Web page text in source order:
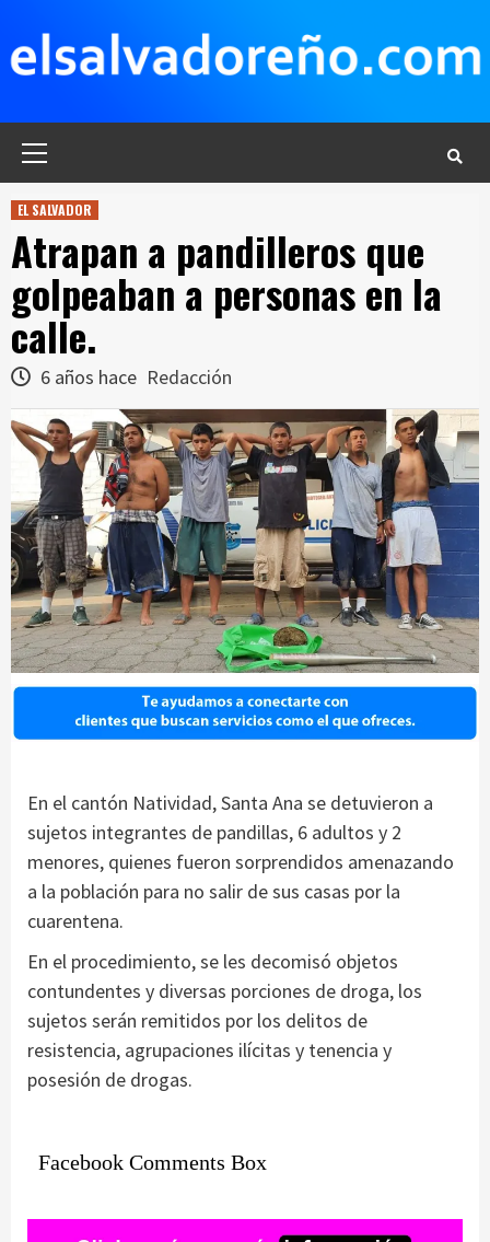
contenido
EL SALVADOR
Atrapan a pandilleros que
golpeaban a personas en la
calle.
6 años hace Redacción
En el cantón Natividad, Santa Ana se detuvieron a
sujetos integrantes de pandillas, 6 adultos y 2
menores, quienes fueron sorprendidos amenazando
a la población para no salir de sus casas por la
cuarentena.
En el procedimiento, se les decomisó objetos
contundentes y diversas porciones de droga, los
sujetos serán remitidos por los delitos de
resistencia, agrupaciones ilícitas y tenencia y
posesión de drogas.
Facebook Comments Box